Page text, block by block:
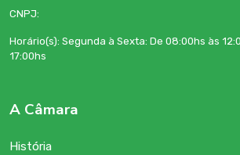
CNPJ:
Horário(s): Segunda à Sexta: De 08:00hs às
17:00hs
A Câmara
História